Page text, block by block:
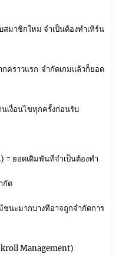
มาชิกใหม่ จำเป็นต้องทำเทิร์น
คราวแรก จำกัดเกมแล้วก็ยอด
นเงื่อนไขทุกครั้งก่อนรับ
= ยอดเดิมพันที่จำเป็นต้องทำ
กัด
ะมากบางทีอาจถูกจำกัดการ
Management)